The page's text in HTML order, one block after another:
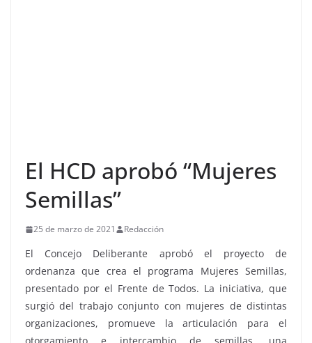
El HCD aprobó “Mujeres
Semillas”
25 de marzo de 2021 Redacción
El Concejo Deliberante aprobó el proyecto de
ordenanza que crea el programa Mujeres Semillas,
presentado por el Frente de Todos. La iniciativa, que
surgió del trabajo conjunto con mujeres de distintas
organizaciones, promueve la articulación para el